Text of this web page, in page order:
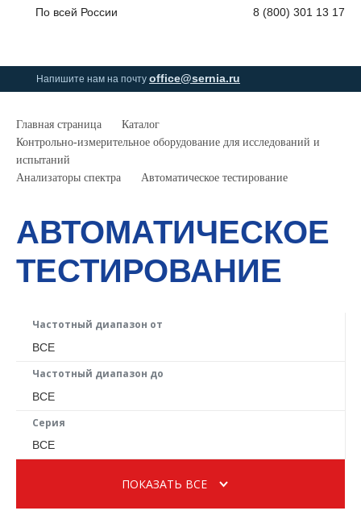
По всей России 8 (800) 301 13 17
Напишите нам на почту office@sernia.ru
Главная страница
Каталог
Контрольно-измерительное оборудование для исследований и
испытаний
Анализаторы спектра
Автоматическое тестирование
АВТОМАТИЧЕСКОЕ
ТЕСТИРОВАНИЕ
Частотный диапазон от
ВСЕ
Частотный диапазон до
ВСЕ
Серия
ВСЕ
ПОКАЗАТЬ ВСЕ